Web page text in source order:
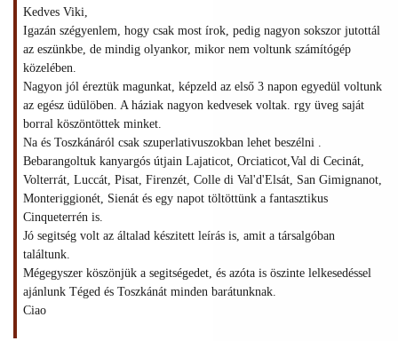
Kedves Viki,
Igazán szégyenlem, hogy csak most írok, pedig nagyon sokszor jutottál
az eszünkbe, de mindig olyankor, mikor nem voltunk számítógép
közelében.
Nagyon jól éreztük magunkat, képzeld az első 3 napon egyedül voltunk
az egész üdülöben. A háziak nagyon kedvesek voltak. rgy üveg saját
borral köszöntöttek minket.
Na és Toszkánáról csak szuperlativuszokban lehet beszélni .
Bebarangoltuk kanyargós útjain Lajaticot, Orciaticot,Val di Cecinát,
Volterrát, Luccát, Pisat, Firenzét, Colle di Val'd'Elsát, San Gimignanot,
Monteriggionét, Sienát és egy napot töltöttünk a fantasztikus
Cinqueterrén is.
Jó segitség volt az általad készitett leírás is, amit a társalgóban
találtunk.
Mégegyszer köszönjük a segitségedet, és azóta is öszinte lelkesedéssel
ajánlunk Téged és Toszkánát minden barátunknak.
Ciao